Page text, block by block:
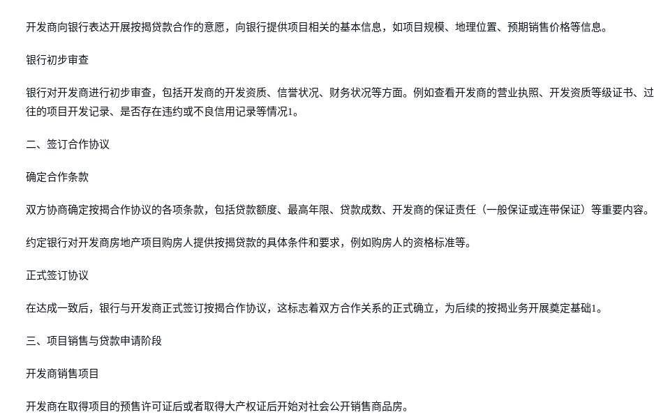
开发商向银行表达开展按揭贷款合作的意愿，向银行提供项目相关的基本信息，如项目规模、地理位置、预期销售价格等信息。
银行初步审查
银行对开发商进行初步审查，包括开发商的开发资质、信誉状况、财务状况等方面。例如查看开发商的营业执照、开发资质等级证书、过
往的项目开发记录、是否存在违约或不良信用记录等情况1。
二、签订合作协议
确定合作条款
双方协商确定按揭合作协议的各项条款，包括贷款额度、最高年限、贷款成数、开发商的保证责任（一般保证或连带保证）等重要内容。
约定银行对开发商房地产项目购房人提供按揭贷款的具体条件和要求，例如购房人的资格标准等。
正式签订协议
在达成一致后，银行与开发商正式签订按揭合作协议，这标志着双方合作关系的正式确立，为后续的按揭业务开展奠定基础1。
三、项目销售与贷款申请阶段
开发商销售项目
开发商在取得项目的预售许可证后或者取得大产权证后开始对社会公开销售商品房。